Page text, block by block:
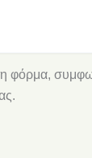
φόρμα,